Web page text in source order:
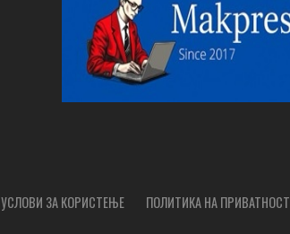
УСЛОВИ ЗА КОРИСТЕЊЕ ПОЛИТИКА НА ПРИВАТНОСТ